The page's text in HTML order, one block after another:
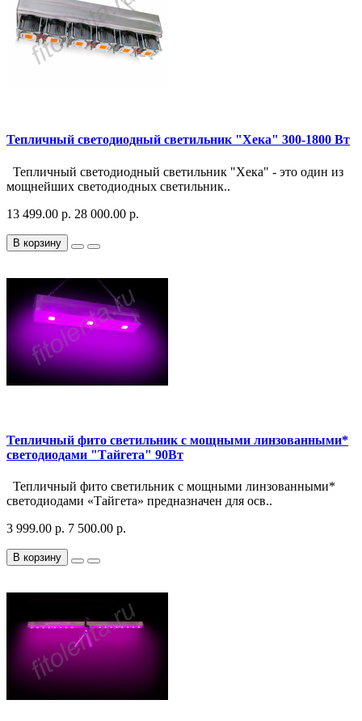
Тепличный светодиодный светильник "Хека" 300-1800 Вт
Тепличный светодиодный светильник "Хека" - это один из
мощнейших светодиодных светильник..
13 499.00 р. 28 000.00 р.
В корзину
Тепличный фито светильник с мощными линзованными*
светодиодами "Тайгета" 90Вт
Тепличный фито светильник с мощными линзованными*
светодиодами «Тайгета» предназначен для осв..
3 999.00 р. 7 500.00 р.
В корзину